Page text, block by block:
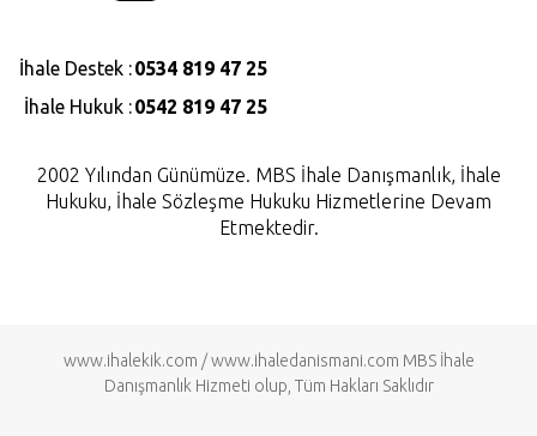
İhale Destek :0534 819 47 25
İhale Hukuk :0542 819 47 25
2002 Yılından Günümüze. MBS İhale Danışmanlık, İhale
Hukuku, İhale Sözleşme Hukuku Hizmetlerine Devam
Etmektedir.
www.ihalekik.com /www.ihaledanismani.com MBS İhale
Danışmanlık Hizmeti olup, Tüm Hakları Saklıdır